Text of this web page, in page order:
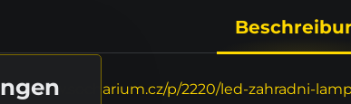
www.socharium.cz/p/2220/led-zahradni-